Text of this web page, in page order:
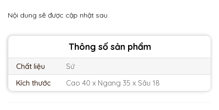
Thông số sản phẩm
Chất liệu
Sứ
Kích thước
Cao 40 x Ngang 35 x Sâu 18
Nội dung sẽ được cập nhật sau